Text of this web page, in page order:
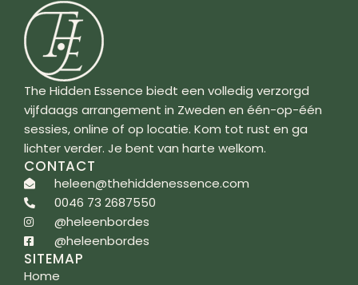
The Hidden Essence biedt een volledig verzorgd
vijfdaags arrangement in Zweden en één-op-één
sessies, online of op locatie. Kom tot rust en ga
lichter verder. Je bent van harte welkom.
CONTACT
heleen@thehiddenessence.com
0046 73 2687550
@heleenbordes
@heleenbordes
SITEMAP
Home